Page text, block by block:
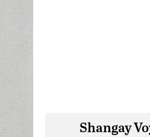
Shangay